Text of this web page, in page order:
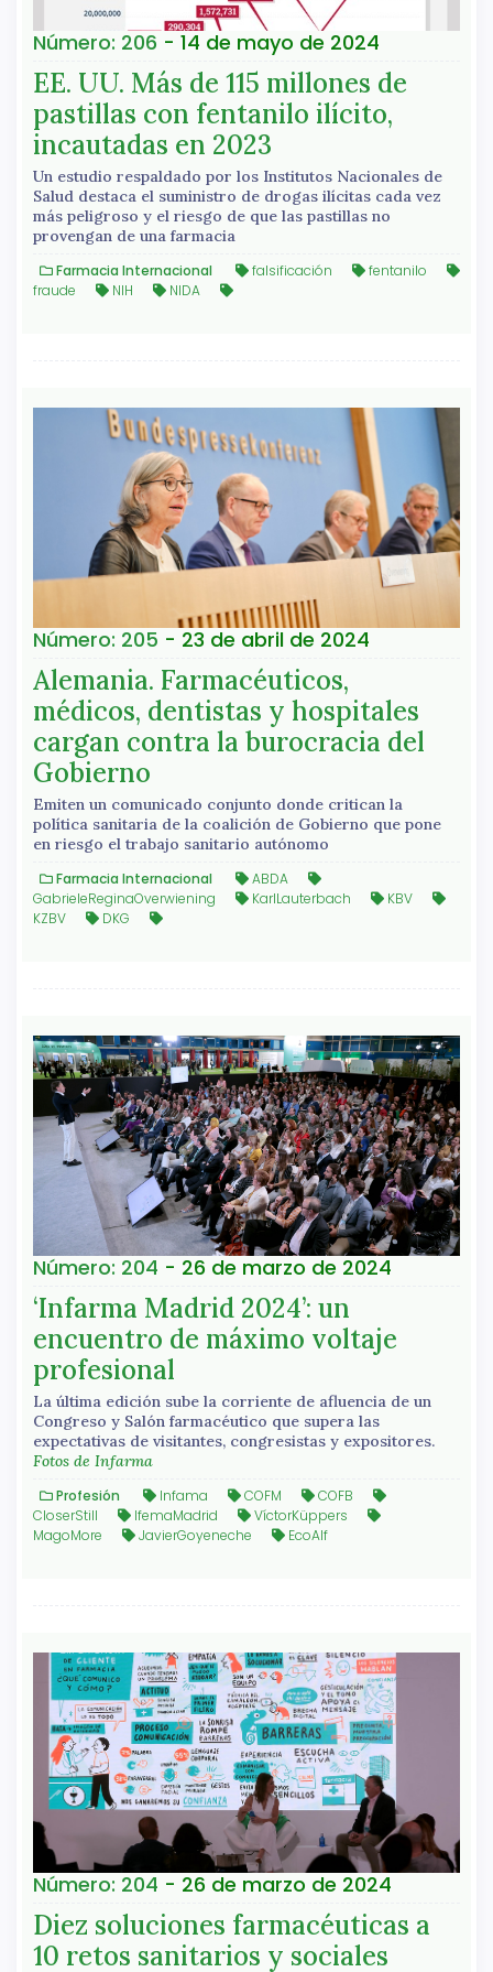
Número: 206 - 14 de mayo de 2024
EE. UU. Más de 115 millones de
pastillas con fentanilo ilícito,
incautadas en 2023
Un estudio respaldado por los Institutos Nacionales de
Salud destaca el suministro de drogas ilícitas cada vez
más peligroso y el riesgo de que las pastillas no
provengan de una farmacia
Farmacia Internacional falsificación
fentanilo
fraude
NIH NIDA
Número: 205 - 23 de abril de 2024
Alemania. Farmacéuticos,
médicos, dentistas y hospitales
cargan contra la burocracia del
Gobierno
Emiten un comunicado conjunto donde critican la
política sanitaria de la coalición de Gobierno que pone
en riesgo el trabajo sanitario autónomo
Farmacia Internacional
ABDA
GabrieleReginaOverwiening
KarlLauterbach
KBV
KZBV
DKG
Número: 204 - 26 de marzo de 2024
‘Infarma Madrid 2024’: un
encuentro de máximo voltaje
profesional
La última edición sube la corriente de afluencia de un
Congreso y Salón farmacéutico que supera las
expectativas de visitantes, congresistas y expositores.
Fotos de Infarma
Profesión Infama COFM
COFB
CloserStill
IfemaMadrid
VíctorKüppers
MagoMore
JavierGoyeneche EcoAlf
Número: 204 - 26 de marzo de 2024
Diez soluciones farmacéuticas a
10 retos sanitarios y sociales